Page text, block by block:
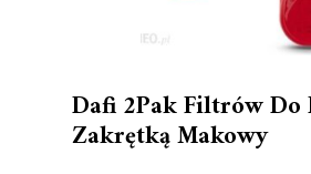
Dafi 2Pak Filtrów
Zakrętką Makowy